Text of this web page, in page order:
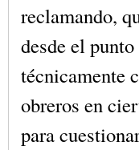
reclamando,
desde el
técnicamente
obreros en
para